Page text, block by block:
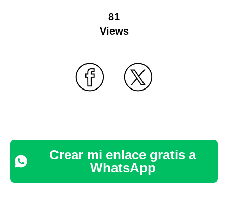
81
Views
Crear mi enlace gratis a
WhatsApp